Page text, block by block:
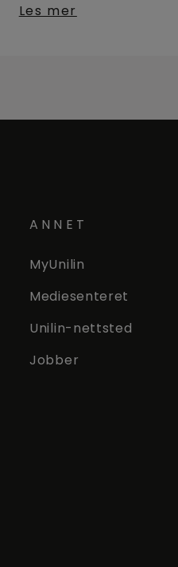
Les mer
ANNET
MyUnilin
Mediesenteret
Unilin-nettsted
Jobber